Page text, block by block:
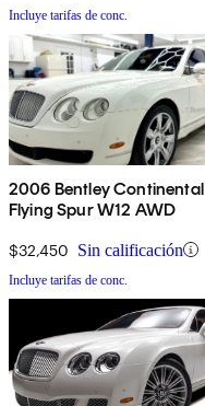
Incluye tarifas de conc.
2006 Bentley Continental
Flying Spur W12 AWD
$32,450 Sin calificación
Incluye tarifas de conc.